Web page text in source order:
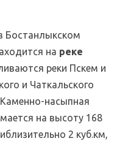
Бостанлыкском
на реке
реки Пскем и
и Чаткальского
насыпная
на высоту 168
2 куб.км,